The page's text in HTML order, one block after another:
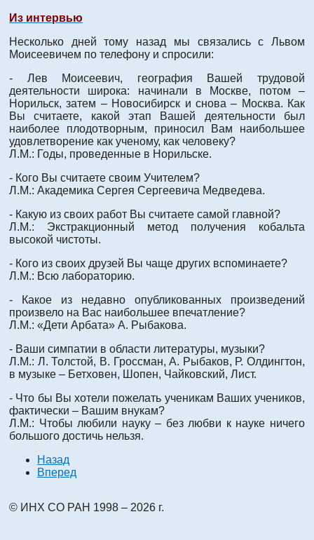
Из интервью
Несколько дней тому назад мы связались с Львом
Моисеевичем по телефону и спросили:
- Лев Моисеевич, география Вашей трудовой
деятельности широка: начинали в Москве, потом –
Норильск, затем – Новосибирск и снова – Москва. Как
Вы считаете, какой этап Вашей деятельности был
наиболее плодотворным, приносил Вам наибольшее
удовлетворение как ученому, как человеку?
Л.М.: Годы, проведенные в Норильске.
- Кого Вы считаете своим Учителем?
Л.М.: Академика Сергея Сергеевича Медведева.
- Какую из своих работ Вы считаете самой главной?
Л.М.: Экстракционный метод получения кобальта
высокой чистоты.
- Кого из своих друзей Вы чаще других вспоминаете?
Л.М.: Всю лабораторию.
- Какое из недавно опубликованных произведений
произвело на Вас наибольшее впечатление?
Л.М.: «Дети Арбата» А. Рыбакова.
- Ваши симпатии в области литературы, музыки?
Л.М.: Л. Толстой, В. Гроссман, А. Рыбаков, Р. Олдингтон,
в музыке – Бетховен, Шопен, Чайковский, Лист.
- Что бы Вы хотели пожелать ученикам Ваших учеников,
фактически – Вашим внукам?
Л.М.: Чтобы любили науку – без любви к науке ничего
большого достичь нельзя.
Назад
Вперед
© ИНХ СО РАН 1998 – 2026 г.